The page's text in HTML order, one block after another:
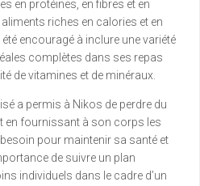
en protéines, en fibres et en
riches en calories et en
encouragé à inclure une variété
complètes dans ses repas
de vitamines et de minéraux.
a permis à Nikos de perdre du
en fournissant à son corps les
pour maintenir sa santé et
de suivre un plan
individuels dans le cadre d’un